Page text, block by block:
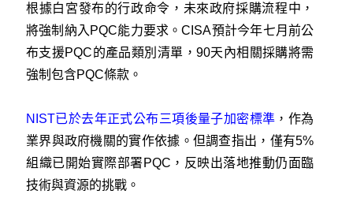
根據白宮發布的行政命令，未來政府採購流程中，
將強制納入PQC能力要求。CISA預計今年七月前公
布支援PQC的產品類別清單，90天內相關採購將需
強制包含PQC條款。
NIST已於去年正式公布三項後量子加密標準 ，作為
業界與政府機關的實作依據。但調查指出，僅有5%
組織已開始實際部署PQC，反映出落地推動仍面臨
技術與資源的挑戰。